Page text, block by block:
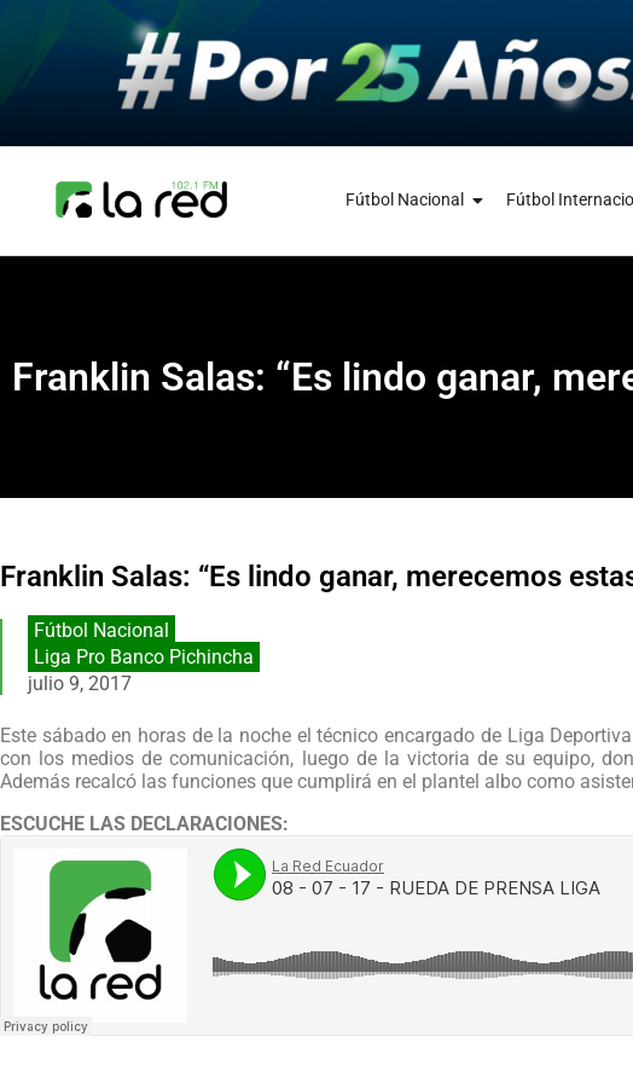
Fútbol Nacional Fútbol
Franklin Salas: “Es lindo ganar,
Franklin Salas: “Es lindo ganar, merecemos
Fútbol Nacional
Liga Pro Banco Pichincha
julio 9, 2017
Este sábado en horas de la noche el técnico encargado de Liga
con los medios de comunicación, luego de la victoria de su equipo,
Además recalcó las funciones que cumplirá en el plantel albo como
ESCUCHE LAS DECLARACIONES: